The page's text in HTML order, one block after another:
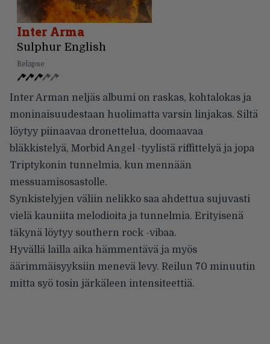
Inter Arma
Sulphur English
Relapse
Inter Arman neljäs albumi on raskas, kohtalokas ja
moninaisuudestaan huolimatta varsin linjakas. Siltä
löytyy piinaavaa dronettelua, doomaavaa
bläkkistelyä, Morbid Angel -tyylistä riffittelyä ja jopa
Triptykonin tunnelmia, kun mennään
messuamisosastolle.
Synkistelyjen väliin nelikko saa ahdettua sujuvasti
vielä kauniita melodioita ja tunnelmia. Erityisenä
täkynä löytyy southern rock -vibaa.
Hyvällä lailla aika hämmentävä ja myös
äärimmäisyyksiin menevä levy. Reilun 70 minuutin
mitta syö tosin järkäleen intensiteettiä.